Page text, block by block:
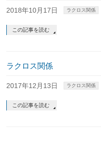
2018年10月17日 ラクロス関係
この記事を読む
ラクロス関係
2017年12月13日 ラクロス関係
この記事を読む